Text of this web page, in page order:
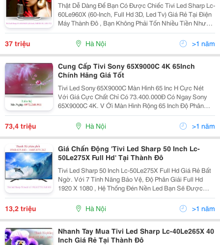
Thật Dễ Dàng Để Bạn Có Được Chiếc Tivi Led Sharp Lc-
60Le960X (60-Inch, Full Hd 3D, Led Tv) Giá Rẻ Tại Điện
Máy Thành Đô , Bạn Không Phải Tốn Nhiều Tiền Nhưng
Vẫn Có Thể Sở Hữu Chiếc Tivi Hiện Đại Đang Hot Trên
Thị Trường Hiện Nay. Hãy Nhanh Chân Đến
37 triệu Hà Nội >1 năm
Cung Cấp Tivi Sony 65X9000C 4K 65Inch
Chính Hãng Giá Tốt
Tivi Led Sony 65X9000C Màn Hình 65 Inc H Cực Nét
Với Giá Cực Chất Chỉ Có 73.400.000Đ Có Ngay Sony
65X9000C 4K. V Ới Màn Hình Rộng 65 Inch Độ Phân
Giải Ultra Hd, Tivi Led 65 Inch Sony 65X9000C Cho Khả
Năng Hiển Thị Hình Ảnh Cực Nét Và Rõ Ràng. Bộ X
73,4 triệu Hà Nội >1 năm
Giá Chấn Động 'Tivi Led Sharp 50 Inch Lc-
50Le275X Full Hd' Tại Thành Đô
Tivi Led Sharp 50 Inch Lc-50Le275X Full Hd Giá Rẻ Bất
Ngờ. Với 7 Tính Năng Bảo Vệ, Độ Phân Giải Full Hd
1920 X 1080 , Hệ Thống Đén Nền Led Bạn Sẽ Được
Hòa Mình Vào Thế Giới Âm Thanh Hình Ảnh Chân Thực
Và Sống Động. Điện Máy Thành Đô Chuyên Phân Ph
13,2 triệu Hà Nội >1 năm
Nhanh Tay Mua Tivi Led Sharp Lc-40Le265X 40
Inch Giá Rẻ Tại Thành Đô